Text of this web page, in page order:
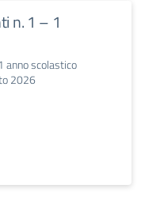
n. 1 – 1
anno scolastico
2026